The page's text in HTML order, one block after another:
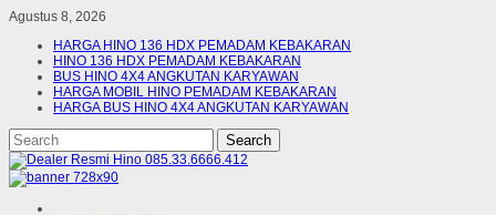
Agustus 8, 2026
HARGA HINO 136 HDX PEMADAM KEBAKARAN
HINO 136 HDX PEMADAM KEBAKARAN
BUS HINO 4X4 ANGKUTAN KARYAWAN
HARGA MOBIL HINO PEMADAM KEBAKARAN
HARGA BUS HINO 4X4 ANGKUTAN KARYAWAN